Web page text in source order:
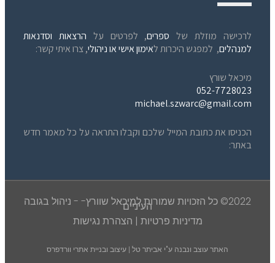
לרכישה מוזלת של ספרים, לפרטים על הרצאות וסדנאות
למנהלים, למפגש היכרות לאימון אישי או ניהולי, צרו איתי קשר:
מיכאל שורץ
052-7728023
michael.szwarc@gmail.com
הכניסו את כתובת המייל שלכם וקבלו התראה על כל מאמר חדש
באתר:
2022© כל הזכויות שמורות למיכאל שוורץ- - ניהול בגובה
העיניים
מדיניות פרטיות | הצהרת נגישות
האתר עוצב ונבנה ע"י אביתר טל | עיצוב ובניית אתרי וורדפרס